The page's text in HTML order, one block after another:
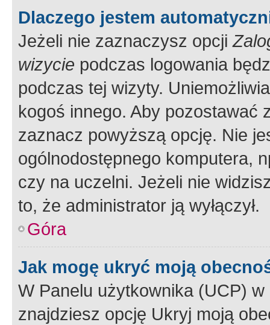
Dlaczego jestem
Jeżeli nie zaznaczysz opcji
wizycie podczas logowania
podczas tej wizyty.
kogoś innego. Aby pozostawać
zaznacz powyższą opcję. Nie
ogólnodostępnego komputera,
czy na uczelni. Jeżeli nie
to, że administrator ją wyłączył.
Góra
Jak mogę ukryć moją
W Panelu użytkownika (UCP) w
znajdziesz opcję Ukryj moją